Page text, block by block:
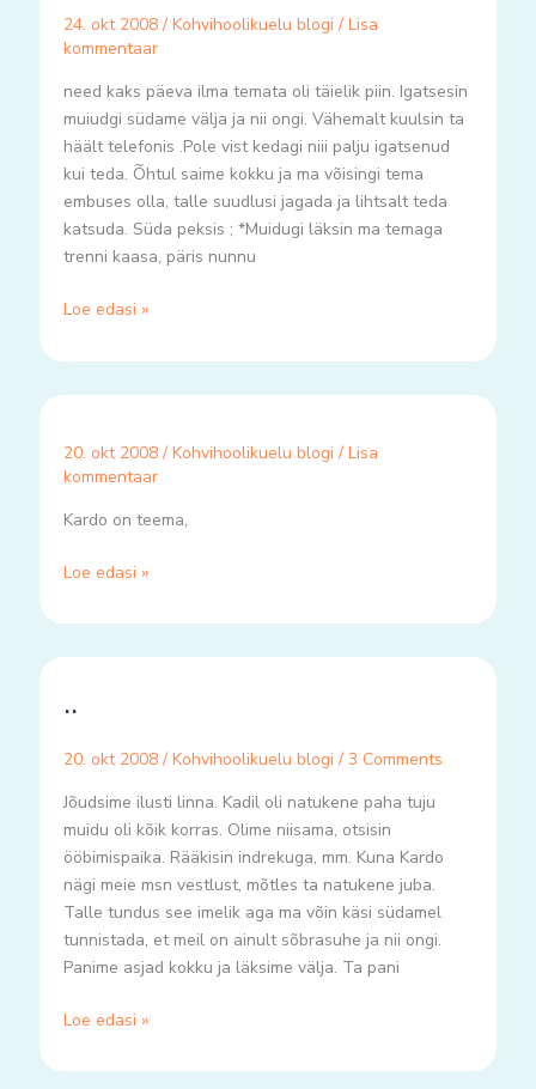
24. okt 2008 / Kohvihoolikuelu blogi / Lisa
kommentaar
need kaks päeva ilma temata oli täielik piin. Igatsesin
muiudgi südame välja ja nii ongi. Vähemalt kuulsin ta
häält telefonis .Pole vist kedagi niii palju igatsenud
kui teda. Õhtul saime kokku ja ma võisingi tema
embuses olla, talle suudlusi jagada ja lihtsalt teda
katsuda. Süda peksis ; *Muidugi läksin ma temaga
trenni kaasa, päris nunnu
Loe edasi »
20. okt 2008 / Kohvihoolikuelu blogi / Lisa
kommentaar
Kardo on teema,
Loe edasi »
..
20. okt 2008 / Kohvihoolikuelu blogi / 3 Comments
Jõudsime ilusti linna. Kadil oli natukene paha tuju
muidu oli kõik korras. Olime niisama, otsisin
ööbimispaika. Rääkisin indrekuga, mm. Kuna Kardo
nägi meie msn vestlust, mõtles ta natukene juba.
Talle tundus see imelik aga ma võin käsi südamel
tunnistada, et meil on ainult sõbrasuhe ja nii ongi.
Panime asjad kokku ja läksime välja. Ta pani
Loe edasi »